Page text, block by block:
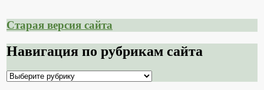
Старая версия сайта
Навигация по рубрикам сайта
Навигация